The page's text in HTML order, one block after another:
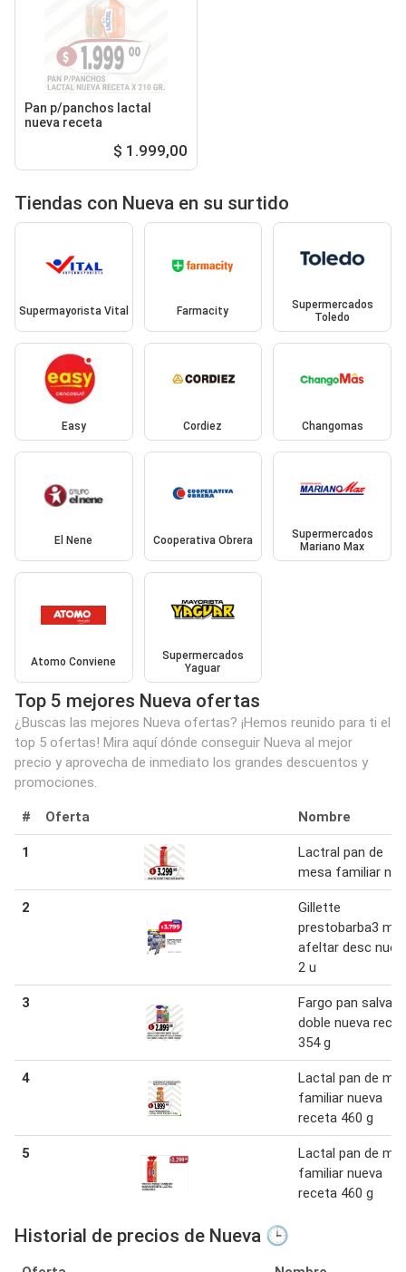
Pan p/panchos lactal
nueva receta
$ 1.999,00
Tiendas con Nueva en su surtido
Supermayorista Vital Farmacity
Supermercados
Toledo
Easy Cordiez Changomas
El Nene Cooperativa Obrera
Supermercados
Mariano Max
Atomo Conviene
Supermercados
Yaguar
Top 5 mejores Nueva ofertas
¿Buscas las mejores Nueva ofertas? ¡Hemos reunido para ti el
top 5 ofertas! Mira aquí dónde conseguir Nueva al mejor
precio y aprovecha de inmediato los grandes descuentos y
promociones.
# Oferta Nombre
1
Lactral pan de
mesa familiar
2
Gillette
prestobarba3
afeltar desc
2 u
3
Fargo pan
doble nueva
354 g
4
Lactal pan de
familiar nueva
receta 460 g
5
Lactal pan de
familiar nueva
receta 460 g
Historial de precios de Nueva 🕒